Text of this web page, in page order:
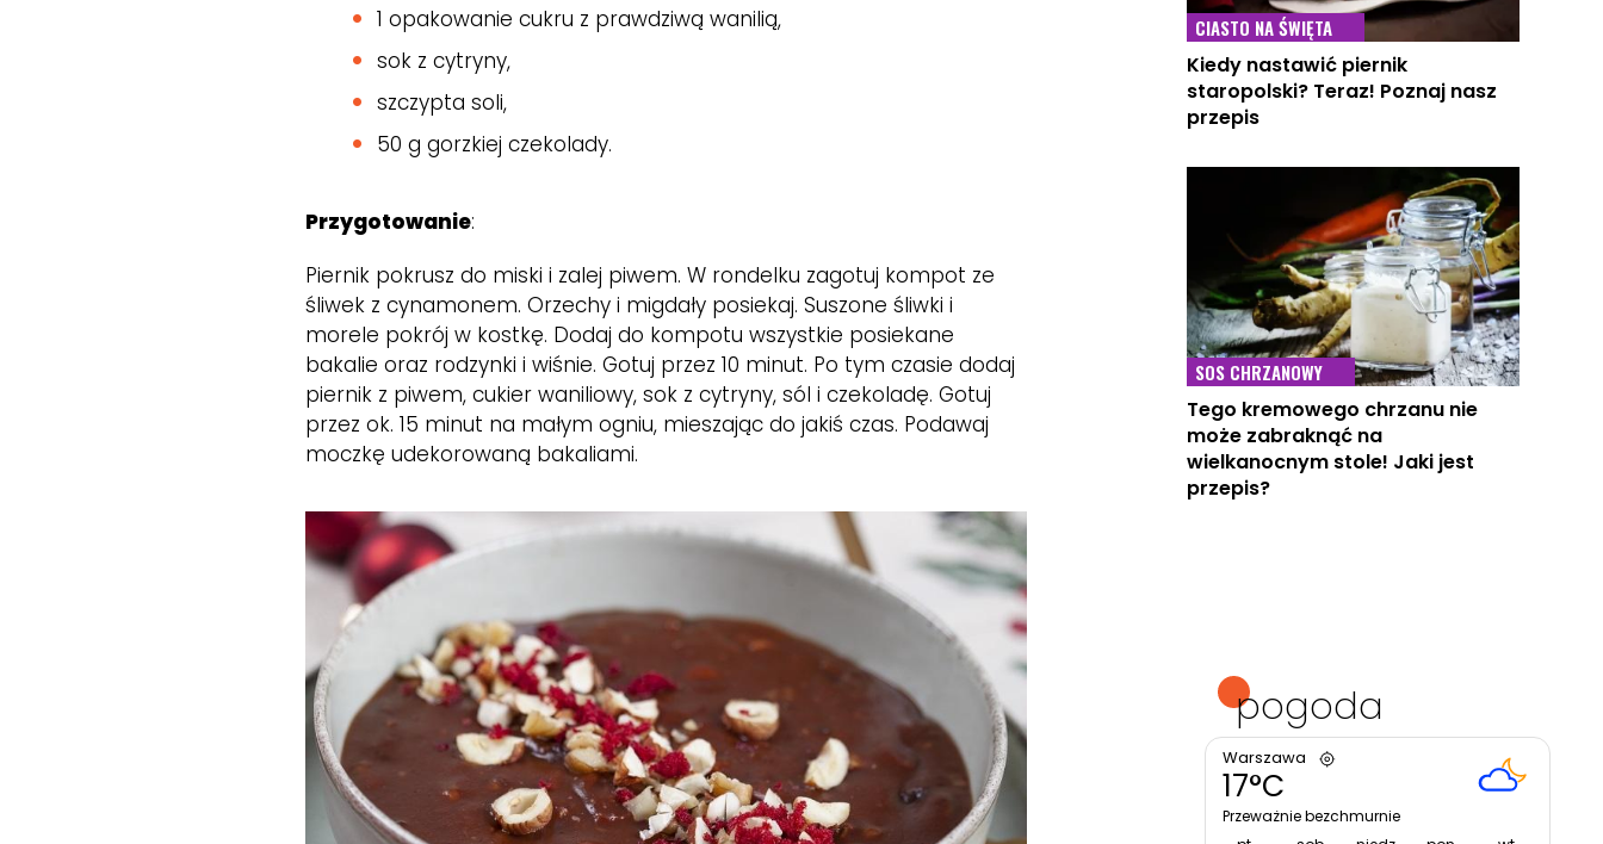
1 opakowanie cukru z prawdziwą wanilią,
sok z cytryny,
szczypta soli,
50 g gorzkiej czekolady.
Przygotowanie:
Piernik pokrusz do miski i zalej piwem. W rondelku zagotuj kompot ze
śliwek z cynamonem. Orzechy i migdały posiekaj. Suszone śliwki i
morele pokrój w kostkę. Dodaj do kompotu wszystkie posiekane
bakalie oraz rodzynki i wiśnie. Gotuj przez 10 minut. Po tym czasie dodaj
piernik z piwem, cukier waniliowy, sok z cytryny, sól i czekoladę. Gotuj
przez ok. 15 minut na małym ogniu, mieszając do jakiś czas. Podawaj
moczkę udekorowaną bakaliami.
CIASTO NA ŚWIĘTA
Kiedy nastawić piernik
staropolski? Teraz! Poznaj nasz
przepis
SOS CHRZANOWY
Tego kremowego chrzanu nie
może zabraknąć na
wielkanocnym stole! Jaki jest
przepis?
pogoda
Warszawa
17°C
Przeważnie bezchmurnie